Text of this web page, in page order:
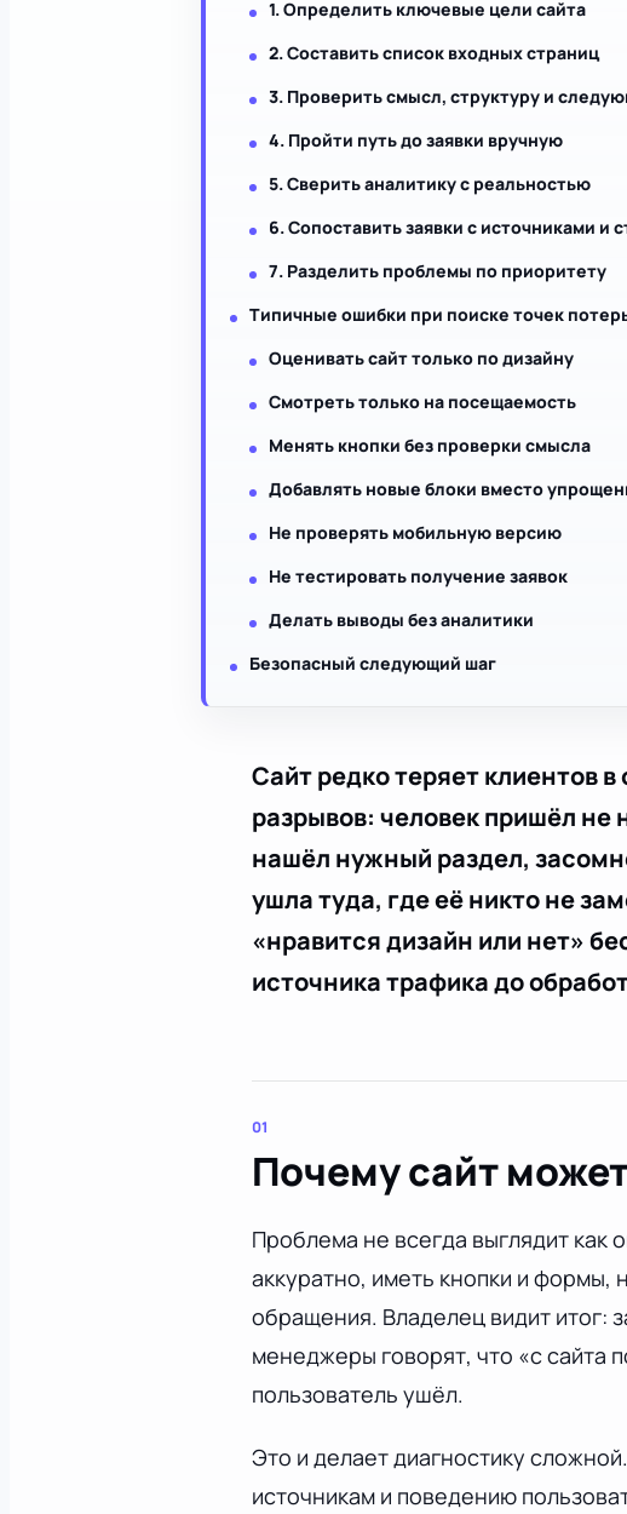
1. Определить ключевые цели сайта
2. Составить список входных страниц
3. Проверить смысл, структуру и
4. Пройти путь до заявки вручную
5. Сверить аналитику с реальностью
6. Сопоставить заявки с источниками и
7. Разделить проблемы по приоритету
Типичные ошибки при поиске точек
Оценивать сайт только по дизайну
Смотреть только на посещаемость
Менять кнопки без проверки смысла
Добавлять новые блоки вместо
Не проверять мобильную версию
Не тестировать получение заявок
Делать выводы без аналитики
Безопасный следующий шаг
Сайт редко теряет клиентов
разрывов: человек пришёл не
нашёл нужный раздел,
ушла туда, где её никто не
«нравится дизайн или нет»
источника трафика до
Почему сайт
Проблема не всегда выглядит как
аккуратно, иметь кнопки и формы,
обращения. Владелец видит итог:
менеджеры говорят, что «с сайта
пользователь ушёл.
Это и делает диагностику
источникам и поведению